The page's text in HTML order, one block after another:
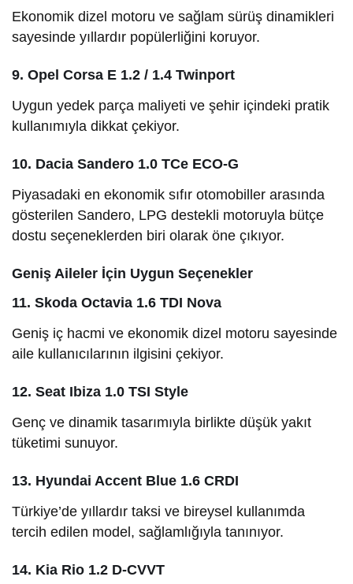
Ekonomik dizel motoru ve sağlam sürüş dinamikleri
sayesinde yıllardır popülerliğini koruyor.
9. Opel Corsa E 1.2 / 1.4 Twinport
Uygun yedek parça maliyeti ve şehir içindeki pratik
kullanımıyla dikkat çekiyor.
10. Dacia Sandero 1.0 TCe ECO-G
Piyasadaki en ekonomik sıfır otomobiller arasında
gösterilen Sandero, LPG destekli motoruyla bütçe
dostu seçeneklerden biri olarak öne çıkıyor.
Geniş Aileler İçin Uygun Seçenekler
11. Skoda Octavia 1.6 TDI Nova
Geniş iç hacmi ve ekonomik dizel motoru sayesinde
aile kullanıcılarının ilgisini çekiyor.
12. Seat Ibiza 1.0 TSI Style
Genç ve dinamik tasarımıyla birlikte düşük yakıt
tüketimi sunuyor.
13. Hyundai Accent Blue 1.6 CRDI
Türkiye’de yıllardır taksi ve bireysel kullanımda
tercih edilen model, sağlamlığıyla tanınıyor.
14. Kia Rio 1.2 D-CVVT